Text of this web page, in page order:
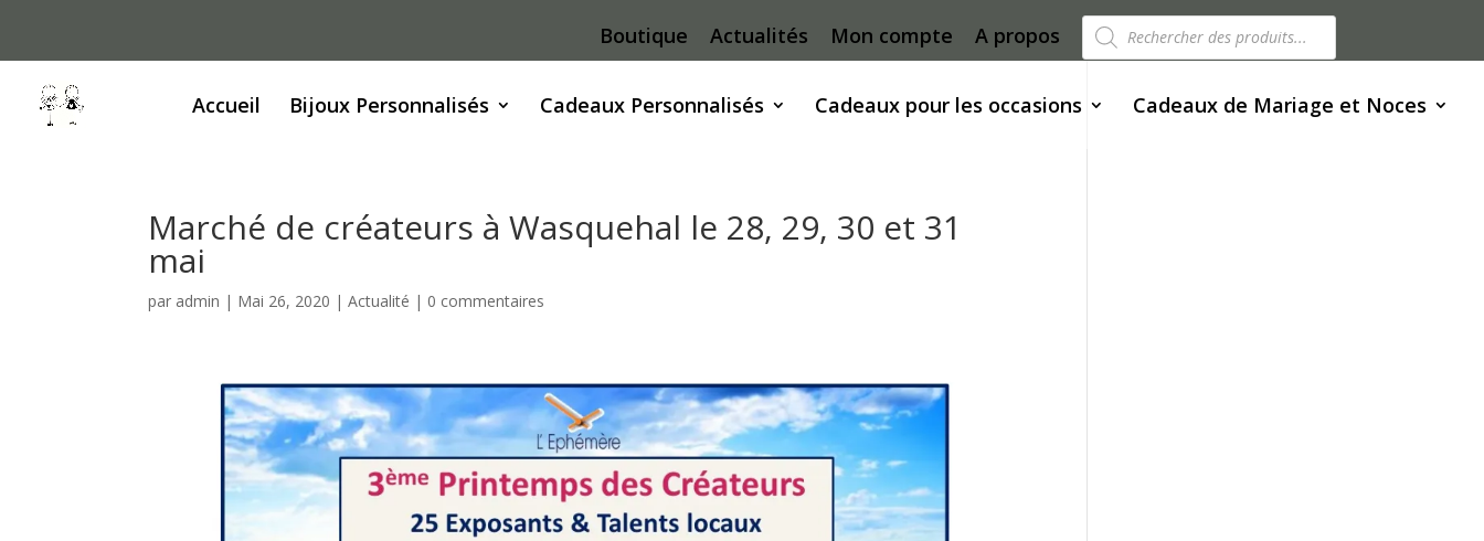
Boutique Actualités Mon compte A propos Recherche
de
produits
Accueil
Bijoux Personnalisés Cadeaux Personnalisés Cadeaux pour les occasions Cadeaux de Mariage et Noces
Marché de créateurs à Wasquehal le 28, 29, 30 et 31
mai
par admin | Mai 26, 2020 |Actualité | 0 commentaires